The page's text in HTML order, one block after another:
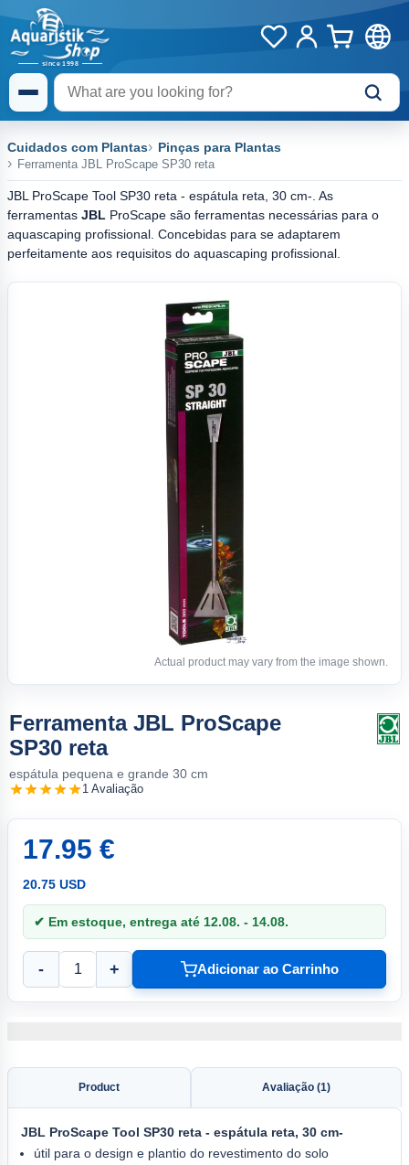
Cuidados com Plantas Pinças para Plantas
Ferramenta JBL ProScape SP30 reta
JBL ProScape Tool SP30 reta - espátula reta, 30 cm-. As
ferramentas JBL ProScape são ferramentas necessárias para o
aquascaping profissional. Concebidas para se adaptarem
perfeitamente aos requisitos do aquascaping profissional.
Actual product may vary from the image shown.
Ferramenta JBL ProScape
SP30 reta
espátula pequena e grande 30 cm
1 Avaliação
17.95 €
20.75 USD
✔ Em estoque, entrega até 12.08. - 14.08.
- + Adicionar ao Carrinho
Product Avaliação (1)
JBL ProScape Tool SP30 reta - espátula reta, 30 cm-
útil para o design e plantio do revestimento do solo